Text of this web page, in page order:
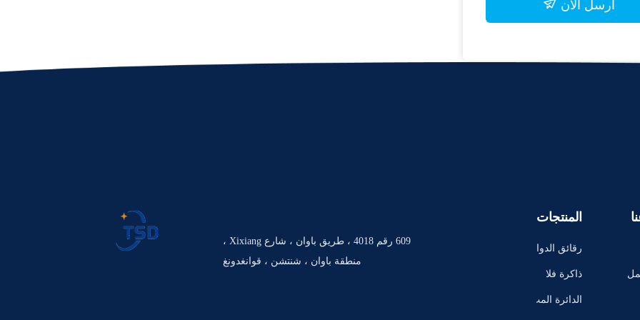
أرسل الآن
609 رقم 4018 ، طريق باوان ، شارع Xixiang ،
منطقة باوان ، شنتشن ، قوانغدونغ
المنتجات
رقائق الدوا
ئر المتكام
ذاكرة فلا
ش IC رقاق
الدائرة المت